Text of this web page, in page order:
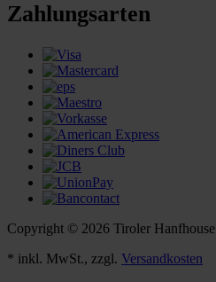
Zahlungsarten
Copyright © 2026 Tiroler Hanfhouse
* inkl. MwSt., zzgl. Versandkosten